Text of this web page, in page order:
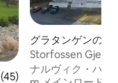
45件、5つ星中4.84つ
グラタンゲンの個
Storfossen
ナルヴィク・ハル